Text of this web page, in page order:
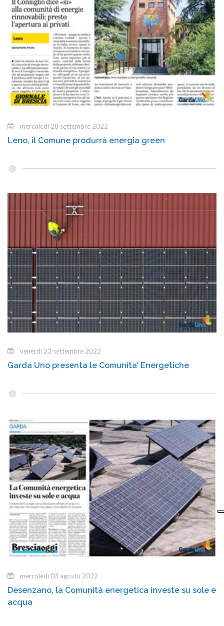
mercoledì 28 settembre 2022
Leno, il Comune produrrà energia green
venerdì 23 settembre 2022
Garda Uno presenta le Comunita’ Energetiche
mercoledì 03 agosto 2022
Desenzano, la Comunità energetica investe su sole e
acqua